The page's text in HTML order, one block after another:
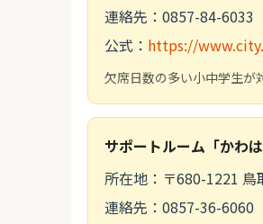
連絡先：0857-84-6033
公式： https://
欠席日数の多い小中学生が
サポートルーム「かわは
所在地：〒680-1221 鳥
連絡先：0857-36-6060